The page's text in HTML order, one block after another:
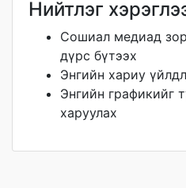
Нийтлэг
Сошиал медиад
дүрс бүтээх
Энгийн хариу
Энгийн графикийг
харуулах